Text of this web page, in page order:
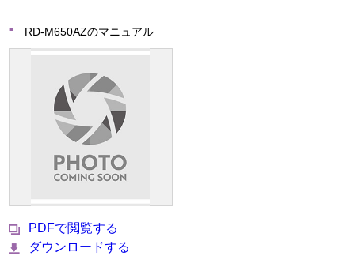
RD-M650AZのマニュアル
PDFで閲覧する
ダウンロードする